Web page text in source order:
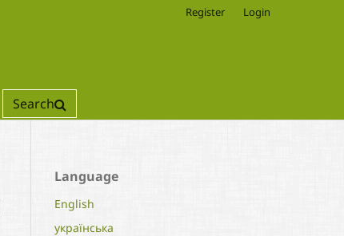
Search
Register Login
Language
English
українська